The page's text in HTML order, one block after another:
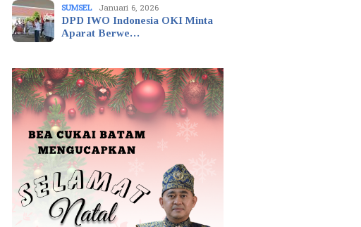
SUMSEL Januari 6, 2026
DPD IWO Indonesia OKI Minta
Aparat Berwe…